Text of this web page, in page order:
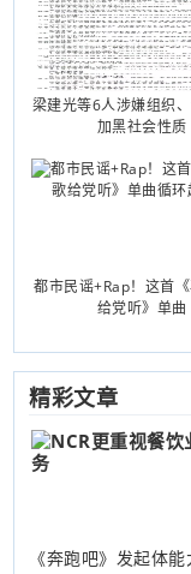
梁建光等6人涉嫌组织
加黑社会性质
都市民谣+Rap！这首
给党听》单曲
精彩文章
《奔跑吧》发起体